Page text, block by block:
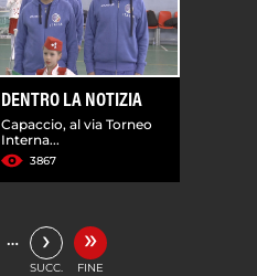
DENTRO LA NOTIZIA
Capaccio, al via Torneo
Interna...
3867
… ›
SUCC.
»
FINE